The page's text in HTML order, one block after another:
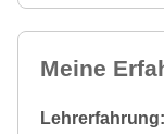
Meine
Lehrerfahrung: